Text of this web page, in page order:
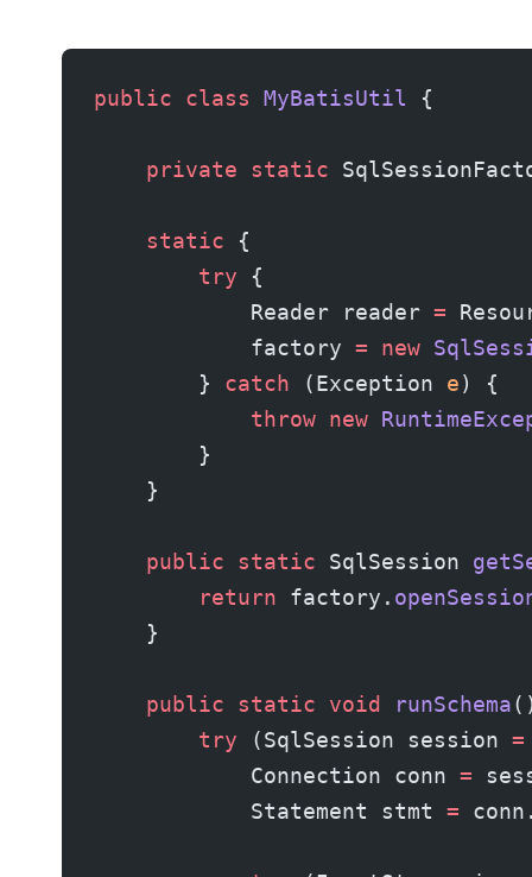
public class MyBatisUtil {
    private
static
    static
{
        try
{
            Reader reader
=
            factory
= new
        }
catch (Exception e) {
            throw
new
        }
    }
    public
static SqlSession
        return
factory.
    }
    public
static void runSchema
        try
(SqlSession session =
            Connection conn
=
            Statement stmt
=